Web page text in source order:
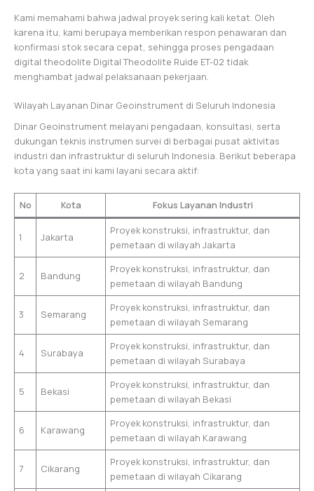
Kami memahami bahwa jadwal proyek sering kali ketat. Oleh
karena itu, kami berupaya memberikan respon penawaran dan
konfirmasi stok secara cepat, sehingga proses pengadaan
digital theodolite Digital Theodolite Ruide ET-02 tidak
menghambat jadwal pelaksanaan pekerjaan.
Wilayah Layanan Dinar Geoinstrument di Seluruh Indonesia
Dinar Geoinstrument melayani pengadaan, konsultasi, serta
dukungan teknis instrumen survei di berbagai pusat aktivitas
industri dan infrastruktur di seluruh Indonesia. Berikut beberapa
kota yang saat ini kami layani secara aktif:
No Kota Fokus Layanan Industri
1 Jakarta
Proyek konstruksi, infrastruktur, dan
pemetaan di wilayah Jakarta
2 Bandung
Proyek konstruksi, infrastruktur, dan
pemetaan di wilayah Bandung
3 Semarang
Proyek konstruksi, infrastruktur, dan
pemetaan di wilayah Semarang
4 Surabaya
Proyek konstruksi, infrastruktur, dan
pemetaan di wilayah Surabaya
5 Bekasi
Proyek konstruksi, infrastruktur, dan
pemetaan di wilayah Bekasi
6 Karawang
Proyek konstruksi, infrastruktur, dan
pemetaan di wilayah Karawang
7 Cikarang
Proyek konstruksi, infrastruktur, dan
pemetaan di wilayah Cikarang